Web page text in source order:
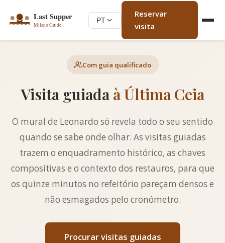
PT
Reservar
visita
Com guia qualificado
Visita guiada à Última Ceia
O mural de Leonardo só revela todo o seu sentido
quando se sabe onde olhar. As visitas guiadas
trazem o enquadramento histórico, as chaves
compositivas e o contexto dos restauros, para que
os quinze minutos no refeitório pareçam densos e
não esmagados pelo cronómetro.
Procurar visitas guiadas